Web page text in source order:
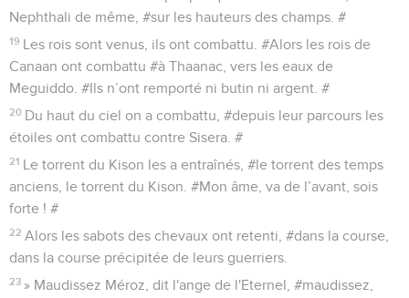
Nephthali de même, #sur les hauteurs des champs. #
19 Les rois sont venus, ils ont combattu. #Alors les rois de
Canaan ont combattu #à Thaanac, vers les eaux de
Meguiddo. #Ils n’ont remporté ni butin ni argent. #
20 Du haut du ciel on a combattu, #depuis leur parcours les
étoiles ont combattu contre Sisera. #
21 Le torrent du Kison les a entraînés, #le torrent des temps
anciens, le torrent du Kison. #Mon âme, va de l’avant, sois
forte ! #
22 Alors les sabots des chevaux ont retenti, #dans la course,
dans la course précipitée de leurs guerriers.
23 » Maudissez Méroz, dit l'ange de l'Eternel, #maudissez,